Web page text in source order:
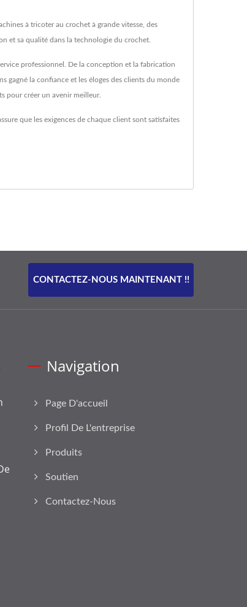
à tricoter au crochet à grande vitesse, des
et sa qualité dans la technologie du crochet.
professionnel. De la conception et la fabrication
gagné la confiance et les éloges des clients du monde
pour créer un avenir meilleur.
que les exigences de chaque client sont satisfaites
CONTACTEZ-NOUS MAINTENANT !!
Navigation
Page D'accueil
Profil De L'entreprise
Produits
Soutien
Contactez-Nous